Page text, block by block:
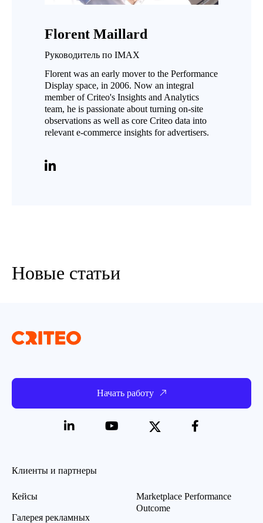
Florent Maillard
Руководитель по IMAX
Florent was an early mover to the Performance
Display space, in 2006. Now an integral
member of Criteo's Insights and Analytics
team, he is passionate about turning on-site
observations as well as core Criteo data into
relevant e-commerce insights for advertisers.
Новые статьи
Начать работу
Клиенты и партнеры
Кейсы
Галерея рекламных
Marketplace Performance
Outcome